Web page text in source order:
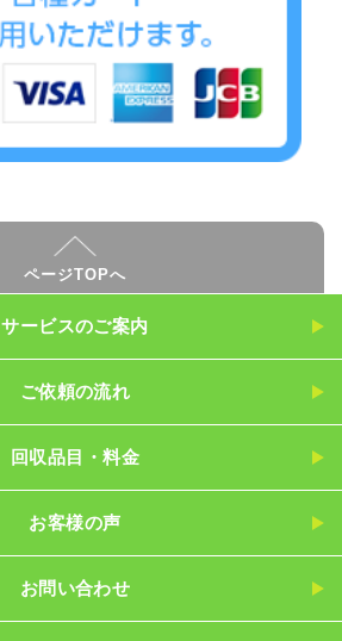
ページTOPへ
サービスのご案内
ご依頼の流れ
回収品目・料金
お客様の声
お問い合わせ